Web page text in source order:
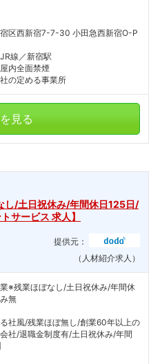
区西新宿7-7-30 小田急西新宿O-P
線／新宿駅
内全面禁煙
の定める事業所
見る
し/土日祝休み/年間休日125日/
サービス 求人】
提供元：
（人材紹介求人）
業※残業ほぼなし/土日祝休み/年間休
無
る社風/残業ほぼ無し/創業60年以上の
社/退職金制度有/土日祝休み/年間